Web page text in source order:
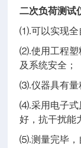
二次负荷测试
⑴.可以实现全
⑵.使用工程
及系统安全；
⑶.仪器具有量
⑷.采用电子
好，抗干扰能
⑸.测量完毕